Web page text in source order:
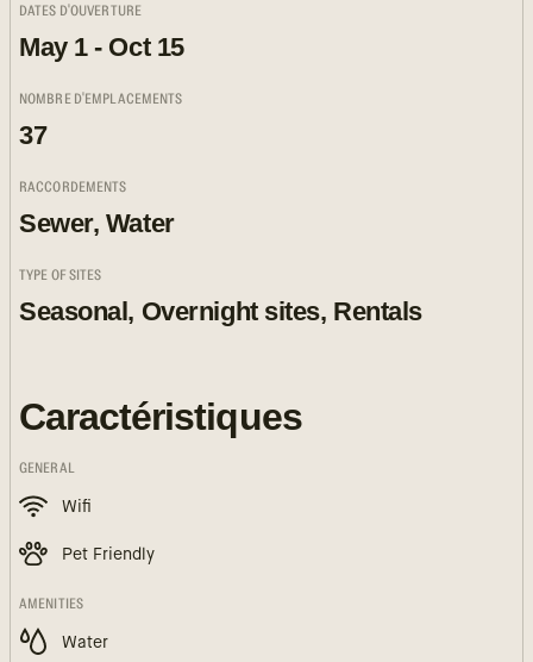
DATES D'OUVERTURE
May 1 - Oct 15
NOMBRE D'EMPLACEMENTS
37
RACCORDEMENTS
Sewer, Water
TYPE OF SITES
Seasonal, Overnight sites, Rentals
Caractéristiques
GENERAL
Wifi
Pet Friendly
AMENITIES
Water